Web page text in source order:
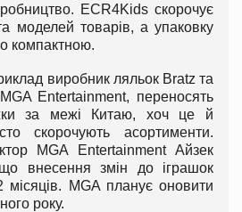
ECR4Kids скорочує
та моделей товарів, а упаковку
компактною.
виробник ляльок Bratz та
Entertainment, переносять
за межі Китаю, хоч це й
скорочують асортименти.
MGA Entertainment Айзек
внесення змін до іграшок
MGA планує оновити
року.